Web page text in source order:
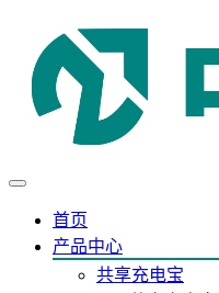
首页
产品中心
共享充电宝